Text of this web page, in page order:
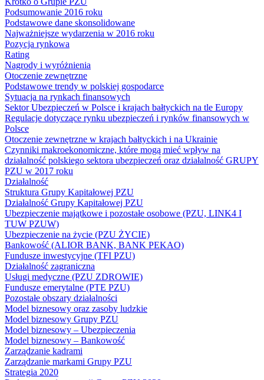
Podsumowanie 2016 roku
Podstawowe dane skonsolidowane
Najważniejsze wydarzenia w 2016 roku
Pozycja rynkowa
Rating
Nagrody i wyróżnienia
Otoczenie zewnętrzne
Podstawowe trendy w polskiej gospodarce
Sytuacja na rynkach finansowych
Sektor Ubezpieczeń w Polsce i krajach bałtyckich na tle Europy
Regulacje dotyczące rynku ubezpieczeń i rynków finansowych w
Polsce
Otoczenie zewnętrzne w krajach bałtyckich i na Ukrainie
Czynniki makroekonomiczne, które mogą mieć wpływ na
działalność polskiego sektora ubezpieczeń oraz działalność GRUPY
PZU w 2017 roku
Działalność
Struktura Grupy Kapitałowej PZU
Działalność Grupy Kapitałowej PZU
Ubezpieczenie majątkowe i pozostałe osobowe (PZU, LINK4 I
TUW PZUW)
Ubezpieczenie na życie (PZU ŻYCIE)
Bankowość (ALIOR BANK, BANK PEKAO)
Fundusze inwestycyjne (TFI PZU)
Działalność zagraniczna
Usługi medyczne (PZU ZDROWIE)
Fundusze emerytalne (PTE PZU)
Pozostałe obszary działalności
Model biznesowy oraz zasoby ludzkie
Model biznesowy Grupy PZU
Model biznesowy – Ubezpieczenia
Model biznesowy – Bankowość
Zarządzanie kadrami
Zarządzanie markami Grupy PZU
Strategia 2020